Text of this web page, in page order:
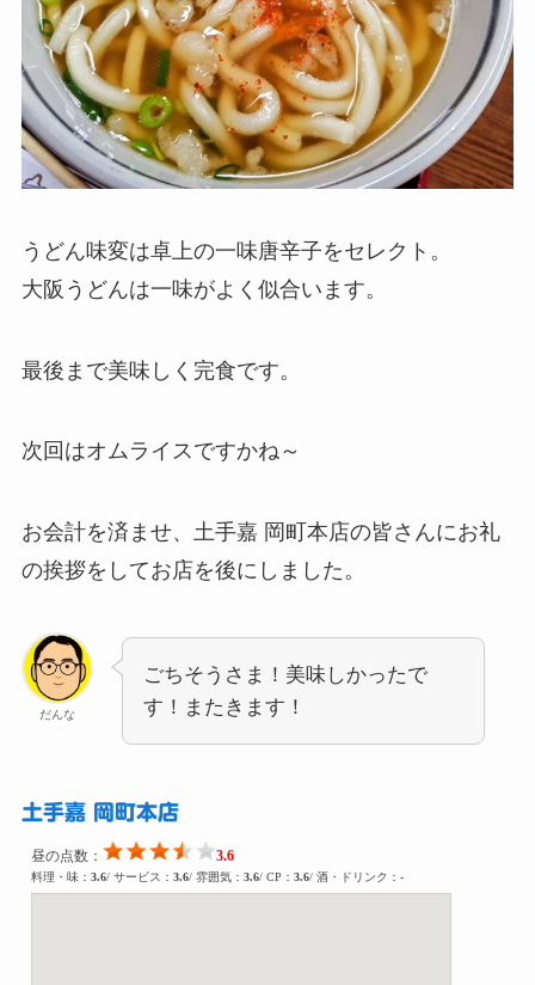
うどん味変は卓上の一味唐辛子をセレクト。
大阪うどんは一味がよく似合います。
最後まで美味しく完食です。
次回はオムライスですかね～
お会計を済ませ、土手嘉 岡町本店の皆さんにお礼
の挨拶をしてお店を後にしました。
だんな
ごちそうさま！美味しかったで
す！またきます！
土手嘉 岡町本店